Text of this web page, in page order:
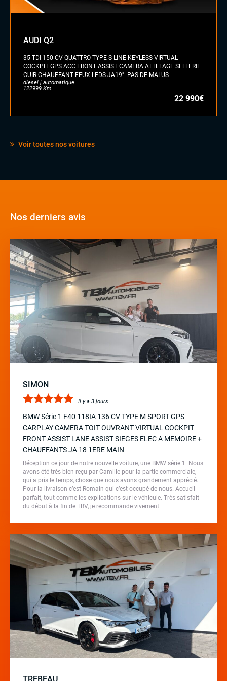
Rétroviseurs électriques
Sièges sport
Vitres électriques
Volant cuir
AUDI Q2
35 TDI 150 CV QUATTRO TYPE S-LINE KEYLESS VIRTUAL
COCKPIT GPS ACC FRONT ASSIST CAMERA ATTELAGE SELLERIE
CUIR CHAUFFANT FEUX LEDS JA19" -PAS DE MALUS-
diesel | automatique
122999 Km
22 990€
Voir toutes nos voitures
Nos derniers avis
SIMON
Il y a 3 jours
BMW Série 1 F40 118IA 136 CV TYPE M SPORT GPS
CARPLAY CAMERA TOIT OUVRANT VIRTUAL COCKPIT
FRONT ASSIST LANE ASSIST SIEGES ELEC A MEMOIRE +
CHAUFFANTS JA 18 1ERE MAIN
Réception ce jour de notre nouvelle voiture, une BMW série 1. Nous
avons été très bien reçu par Camille pour la partie commerciale,
qui a pris le temps, chose que nous avons grandement apprécié.
Pour la livraison c’est Romain qui c’est occupé de nous. Accueil
parfait, tout comme les explications sur le véhicule. Très satisfait
du début à la fin de TBV, je recommande vivement.
TREBEAU